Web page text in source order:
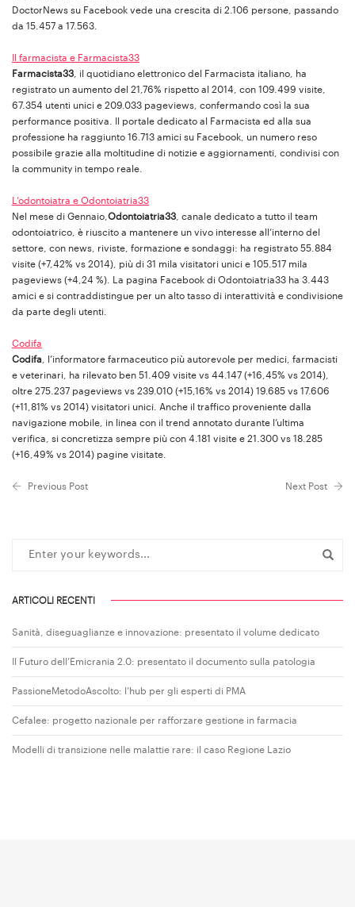
DoctorNews su Facebook vede una crescita di 2.106 persone, passando
da 15.457 a 17.563.
Il farmacista e Farmacista33
Farmacista33 , il quotidiano elettronico del Farmacista italiano, ha
registrato un aumento del 21,76% rispetto al 2014, con 109.499 visite,
67.354 utenti unici e 209.033 pageviews, confermando così la sua
performance positiva. Il portale dedicato al Farmacista ed alla sua
professione ha raggiunto 16.713 amici su Facebook, un numero reso
possibile grazie alla moltitudine di notizie e aggiornamenti, condivisi con
la community in tempo reale.
L’odontoiatra e Odontoiatria33
Nel mese di Gennaio, Odontoiatria33 , canale dedicato a tutto il team
odontoiatrico, è riuscito a mantenere un vivo interesse all’interno del
settore, con news, riviste, formazione e sondaggi: ha registrato 55.884
visite (+7,42% vs 2014), più di 31 mila visitatori unici e 105.517 mila
pageviews (+4,24 %). La pagina Facebook di Odontoiatria33 ha 3.443
amici e si contraddistingue per un alto tasso di interattività e condivisione
da parte degli utenti.
Codifa
Codifa , l’informatore farmaceutico più autorevole per medici, farmacisti
e veterinari, ha rilevato ben 51.409 visite vs 44.147 (+16,45% vs 2014),
oltre 275.237 pageviews vs 239.010 (+15,16% vs 2014) 19.685 vs 17.606
(+11,81% vs 2014) visitatori unici. Anche il traffico proveniente dalla
navigazione mobile, in linea con il trend annotato durante l’ultima
verifica, si concretizza sempre più con 4.181 visite e 21.300 vs 18.285
(+16,49% vs 2014) pagine visitate.
Previous Post Next Post
ARTICOLI RECENTI
Sanità, diseguaglianze e innovazione: presentato il volume dedicato
Il Futuro dell’Emicrania 2.0: presentato il documento sulla patologia
PassioneMetodoAscolto: l’hub per gli esperti di PMA
Cefalee: progetto nazionale per rafforzare gestione in farmacia
Modelli di transizione nelle malattie rare: il caso Regione Lazio